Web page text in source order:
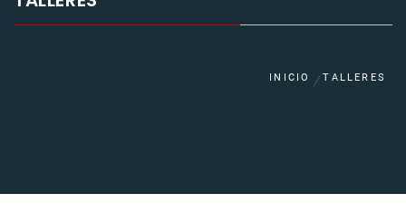
INICIO TALLERES